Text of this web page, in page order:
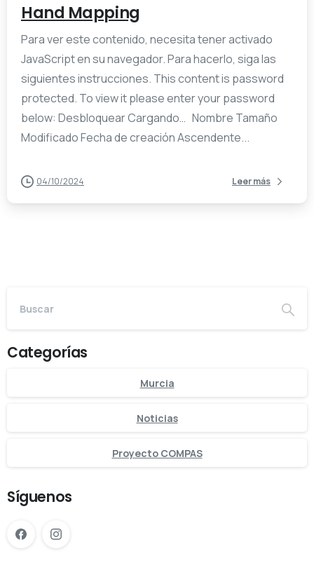
Hand Mapping
Para ver este contenido, necesita tener activado
JavaScript en su navegador. Para hacerlo, siga las
siguientes instrucciones. This content is password
protected. To view it please enter your password
below: Desbloquear Cargando… Nombre Tamaño
Modificado Fecha de creación Ascendente...
04/10/2024 Leer más
Categorías
Murcia
Noticias
Proyecto COMPAS
Síguenos